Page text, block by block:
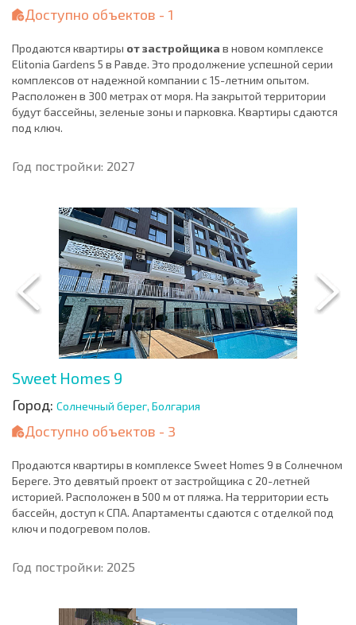
Доступно объектов - 1
Продаются квартиры от застройщика в новом комплексе
Elitonia Gardens 5 в Равде. Это продолжение успешной серии
комплексов от надежной компании с 15-летним опытом.
Расположен в 300 метрах от моря. На закрытой территории
будут бассейны, зеленые зоны и парковка. Квартиры сдаются
под ключ.
Год постройки: 2027
Sweet Homes 9
Город: Солнечный берег, Болгария
Доступно объектов - 3
Продаются квартиры в комплексе Sweet Homes 9 в Солнечном
Береге. Это девятый проект от застройщика с 20-летней
историей. Расположен в 500 м от пляжа. На территории есть
бассейн, доступ к СПА. Апартаменты сдаются с отделкой под
ключ и подогревом полов.
Год постройки: 2025